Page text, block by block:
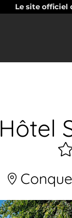
Le site officiel
Hôtel
3